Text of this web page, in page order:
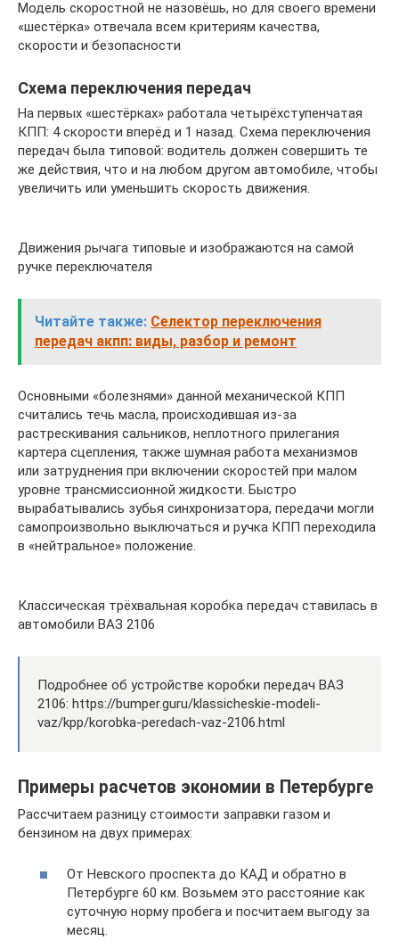
Модель скоростной не назовёшь, но для своего времени
«шестёрка» отвечала всем критериям качества,
скорости и безопасности
Схема переключения передач
На первых «шестёрках» работала четырёхступенчатая
КПП: 4 скорости вперёд и 1 назад. Схема переключения
передач была типовой: водитель должен совершить те
же действия, что и на любом другом автомобиле, чтобы
увеличить или уменьшить скорость движения.
Движения рычага типовые и изображаются на самой
ручке переключателя
Читайте также: Селектор переключения
передач акпп: виды, разбор и ремонт
Основными «болезнями» данной механической КПП
считались течь масла, происходившая из-за
растрескивания сальников, неплотного прилегания
картера сцепления, также шумная работа механизмов
или затруднения при включении скоростей при малом
уровне трансмиссионной жидкости. Быстро
вырабатывались зубья синхронизатора, передачи могли
самопроизвольно выключаться и ручка КПП переходила
в «нейтральное» положение.
Классическая трёхвальная коробка передач ставилась в
автомобили ВАЗ 2106
Подробнее об устройстве коробки передач ВАЗ
2106: https://bumper.guru/klassicheskie-modeli-
vaz/kpp/korobka-peredach-vaz-2106.html
Примеры расчетов экономии в Петербурге
Рассчитаем разницу стоимости заправки газом и
бензином на двух примерах:
От Невского проспекта до КАД и обратно в
Петербурге 60 км. Возьмем это расстояние как
суточную норму пробега и посчитаем выгоду за
месяц.